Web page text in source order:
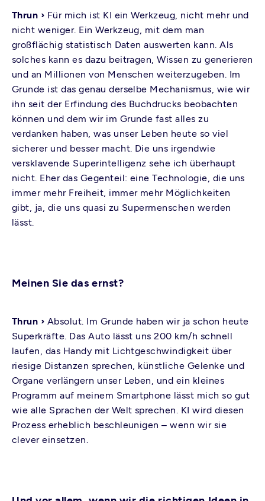
Thrun › Für mich ist KI ein Werkzeug, nicht mehr und
nicht weniger. Ein Werkzeug, mit dem man
großflächig statistisch Daten auswerten kann. Als
solches kann es dazu beitragen, Wissen zu generieren
und an Millionen von Menschen weiterzugeben. Im
Grunde ist das genau derselbe Mechanismus, wie wir
ihn seit der Erfindung des Buchdrucks beobachten
können und dem wir im Grunde fast alles zu
verdanken haben, was unser Leben heute so viel
sicherer und besser macht. Die uns irgendwie
versklavende Superintelligenz sehe ich überhaupt
nicht. Eher das Gegenteil: eine Technologie, die uns
immer mehr Freiheit, immer mehr Möglichkeiten
gibt, ja, die uns quasi zu Supermenschen werden
lässt.
Meinen Sie das ernst?
Thrun › Absolut. Im Grunde haben wir ja schon heute
Superkräfte. Das Auto lässt uns 200 km/h schnell
laufen, das Handy mit Lichtgeschwindigkeit über
riesige Distanzen sprechen, künstliche Gelenke und
Organe verlängern unser Leben, und ein kleines
Programm auf meinem Smartphone lässt mich so gut
wie alle Sprachen der Welt sprechen. KI wird diesen
Prozess erheblich beschleunigen – wenn wir sie
clever einsetzen.